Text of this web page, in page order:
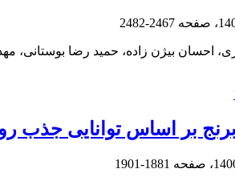
2467-2482
احسان بیژن زاده، حمید رضا بوستانی،
برنج بر اساس توانایی جذب
1881-1901